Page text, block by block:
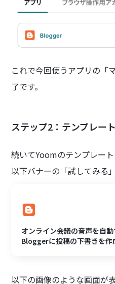
これで今回使うアプリの「
了です。
ステップ2：テンプレー
続いてYoomのテンプレート
以下バナーの「試してみる
オンライン会議の音声を自動
Bloggerに投稿の下書きを作
以下の画像のような画面が